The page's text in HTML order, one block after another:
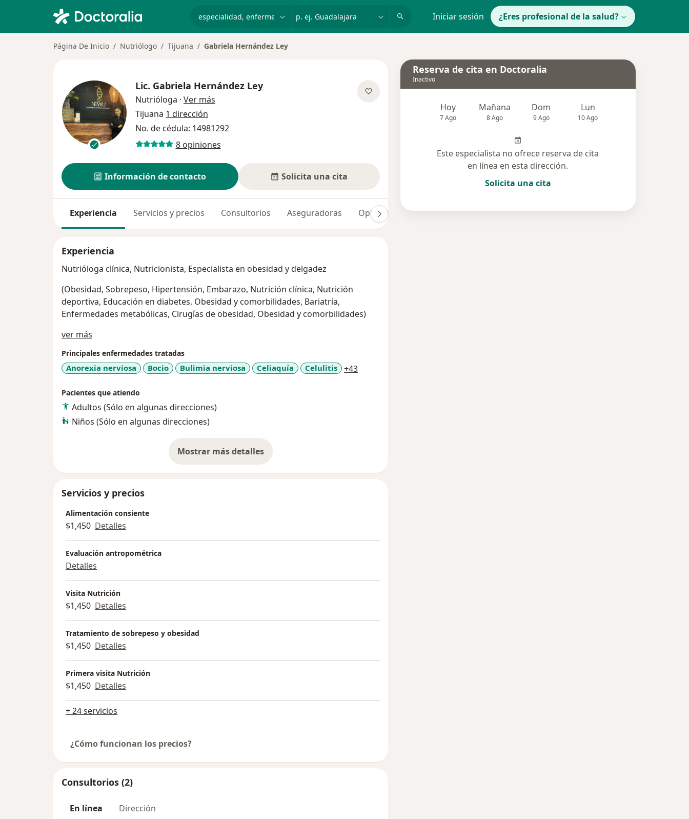
Iniciar sesión ¿Eres profesional de la salud?
Página De Inicio Nutriólogo Tijuana Gabriela Hernández Ley
Lic. Gabriela Hernández Ley
Nutrióloga · Ver más
Tijuana 1 dirección
No. de cédula: 14981292
8 opiniones
Información de contacto Solicita una cita
Experiencia Servicios y precios Consultorios Aseguradoras Opiniones (8)
Experiencia
Nutrióloga clínica, Nutricionista, Especialista en obesidad y delgadez
(Obesidad, Sobrepeso, Hipertensión, Embarazo, Nutrición clínica, Nutrición
deportiva, Educación en diabetes, Obesidad y comorbilidades, Bariatría,
Enfermedades metabólicas, Cirugías de obesidad, Obesidad y comorbilidades)
ver más
Principales enfermedades tratadas
Anorexia nerviosa Bocio Bulimia nerviosa Celiaquía Celulitis +43a11y_sr_more_diseases
Pacientes que atiendo
Adultos (Sólo en algunas direcciones)
Niños (Sólo en algunas direcciones)
Mostrar más detalles
sobre la experiencia
Servicios y precios
Alimentación consiente
$1,450 Detalles
Evaluación antropométrica
Detalles
Visita Nutrición
$1,450 Detalles
Tratamiento de sobrepeso y obesidad
$1,450 Detalles
Primera visita Nutrición
$1,450 Detalles
+ 24 servicios
¿Cómo funcionan los precios?
Consultorios (2)
En línea Dirección
Reserva de cita en Doctoralia
Inactivo
Hoy
7 Ago
Mañana
8 Ago
Dom
9 Ago
Lun
10 Ago
Este especialista no ofrece reserva de cita
en línea en esta dirección.
Solicita una cita